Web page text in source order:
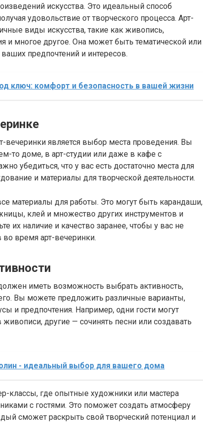
искусства. Это идеальный способ
удовольствие от творческого процесса. Арт-
виды искусства, такие как живопись,
и многое другое. Она может быть тематической или
предпочтений и интересов.
ключ: комфорт и безопасность в вашей жизни
является выбор места проведения. Вы
то доме, в арт-студии или даже в кафе с
убедиться, что у вас есть достаточно места для
и материалы для творческой деятельности.
материалы для работы. Это могут быть карандаши,
клей и множество других инструментов и
их наличие и качество заранее, чтобы у вас не
время арт-вечеринки.
иметь возможность выбрать активность,
Вы можете предложить различные варианты,
и предпочтения. Например, одни гости могут
другие — сочинять песни или создавать
- идеальный выбор для вашего дома
классы, где опытные художники или мастера
с гостями. Это поможет создать атмосферу
сможет раскрыть свой творческий потенциал и